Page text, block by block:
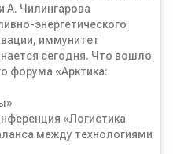
А. Чилингарова
энергетического
иммунитет
сегодня. Что вошло
форума «Арктика:
«Логистика
между технологиями